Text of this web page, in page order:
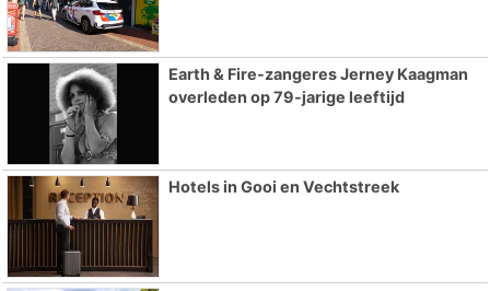
Earth & Fire-zangeres Jerney Kaagman
overleden op 79-jarige leeftijd
Hotels in Gooi en Vechtstreek